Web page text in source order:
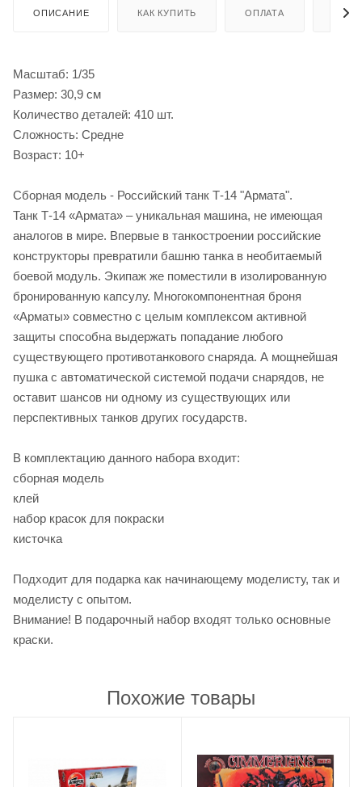
ОПИСАНИЕ КАК КУПИТЬ ОПЛАТА
Масштаб: 1/35
Размер: 30,9 см
Количество деталей: 410 шт.
Сложность: Средне
Возраст: 10+
Сборная модель - Российский танк Т-14 "Армата".
Танк Т-14 «Армата» – уникальная машина, не имеющая
аналогов в мире. Впервые в танкостроении российские
конструкторы превратили башню танка в необитаемый
боевой модуль. Экипаж же поместили в изолированную
бронированную капсулу. Многокомпонентная броня
«Арматы» совместно с целым комплексом активной
защиты способна выдержать попадание любого
существующего противотанкового снаряда. А мощнейшая
пушка с автоматической системой подачи снарядов, не
оставит шансов ни одному из существующих или
перспективных танков других государств.
В комплектацию данного набора входит:
сборная модель
клей
набор красок для покраски
кисточка
Подходит для подарка как начинающему моделисту, так и
моделисту с опытом.
Внимание! В подарочный набор входят только основные
краски.
Похожие товары